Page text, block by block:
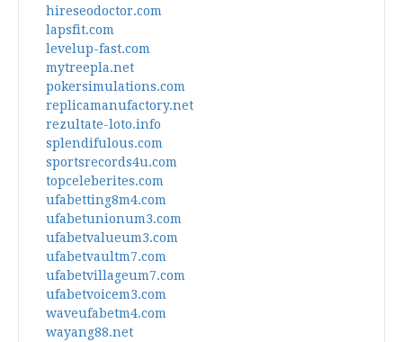
hireseodoctor.com
lapsfit.com
levelup-fast.com
mytreepla.net
pokersimulations.com
replicamanufactory.net
rezultate-loto.info
splendifulous.com
sportsrecords4u.com
topceleberites.com
ufabetting8m4.com
ufabetunionum3.com
ufabetvalueum3.com
ufabetvaultm7.com
ufabetvillageum7.com
ufabetvoicem3.com
waveufabetm4.com
wayang88.net